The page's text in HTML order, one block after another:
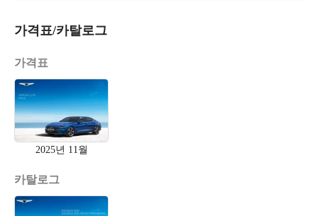
가격표/카탈로그
가격표
2025년 11월
카탈로그